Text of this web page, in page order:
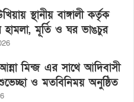
স্থানীয় বাঙ্গালী কর্তৃক
হামলা, মূর্তি ও ঘর ভাঙচুর
মিন্জ এর সাথে আদিবাসী
ও মতবিনিময় অনুষ্ঠিত